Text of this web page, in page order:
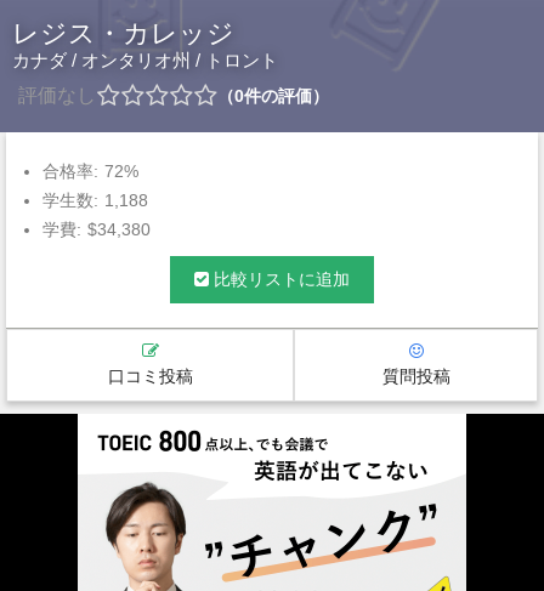
レジス・カレッジ
カナダ / オンタリオ州 / トロント
評価なし
0件の評価
合格率: 72%
学生数: 1,188
学費: $34,380
比較リストに追加
口コミ投稿 質問投稿